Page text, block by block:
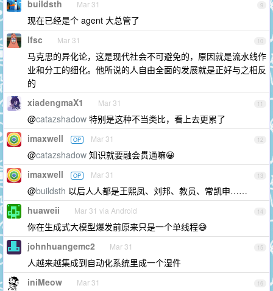
9
buildsth Mar 31
现在已经是个 agent 大总管了
10
lfsc Mar 31
马克思的异化论，这是现代社会不可避免的，原因就是流水线作
业和分工的细化。他所说的人自由全面的发展就是正好与之相反
的
11
xiadengmaX1 Mar 31
@catazshadow 特别是这种不当类比，看上去更累了
12
imaxwell OP Mar 31
@catazshadow 知识就要融会贯通嘛😀
13
imaxwell OP Mar 31
@buildsth 以后人人都是王熙凤、刘邦、教员、常凯申……
14
huaweii Mar 31 via Android
你在生成式大模型爆发前原来只是一个单线程😅
15
johnhuangemc2 Mar 31
人越来越集成到自动化系统里成一个湿件
16
iniMeow Mar 31